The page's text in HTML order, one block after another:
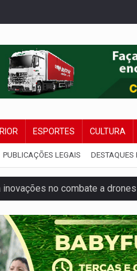
ESPORTES CULTURA
PUBLICAÇÕES LEGAIS DESTAQUES
no combate a
Em Itapuã do Oeste,
terá sábado (8) de
quase 30 anos de espera,